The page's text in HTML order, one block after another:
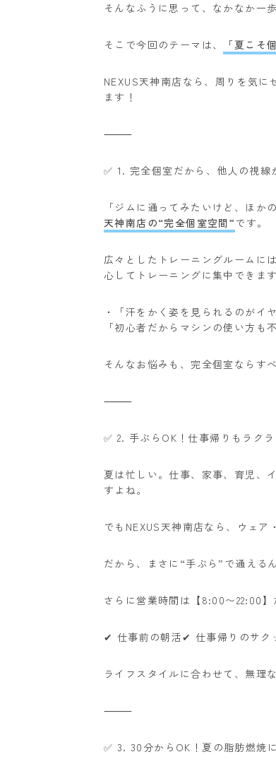
そんなふうに思って、なかなか一
そこで今回のテーマは、 「夏こそ
NEXUS天神南店なら、周りを気に
ます！
⸻
✅ 1. 完全個室だから、他人の視線
「ジムに通ってみたいけど、ほか
天神南店の“完全個室空間” です。
広々としたトレーニングルームに
心してトレーニングに集中できます
・「汗をかく姿を見られるのがイヤ
「初心者だからマシンの使い方も
そんなお悩みも、完全個室ならす
⸻
✅ 2. 手ぶらOK！仕事帰りもラク
夏は忙しい。仕事、家事、育児、
すよね。
でもNEXUS天神南店なら、ウェ
だから、まさに“手ぶら”で通える
さらに営業時間は【8:00〜22:00
✔ 仕事前の朝活✔ 仕事帰りのサク
ライフスタイルに合わせて、無理
⸻
✅ 3. 30分からOK！夏の脂肪燃焼